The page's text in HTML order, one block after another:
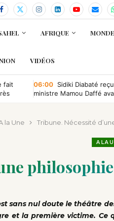
AFRIQUE MONDE
VIDÉOS
fait
06:00 Sidiki Diabaté
ministre Mamou Daffé
la Une Tribune. Nécessité
A LA
sans nul doute le théâtre
et la première victime. Ce